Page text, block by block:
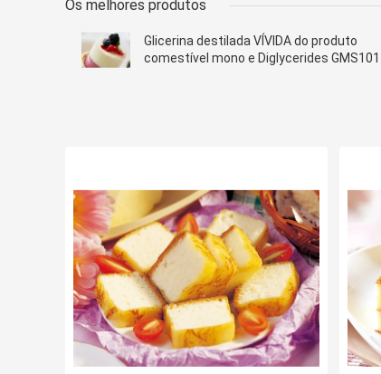
Os melhores produtos
Glicerina destilada VÍVIDA do produto
comestível mono e Diglycerides GMS101